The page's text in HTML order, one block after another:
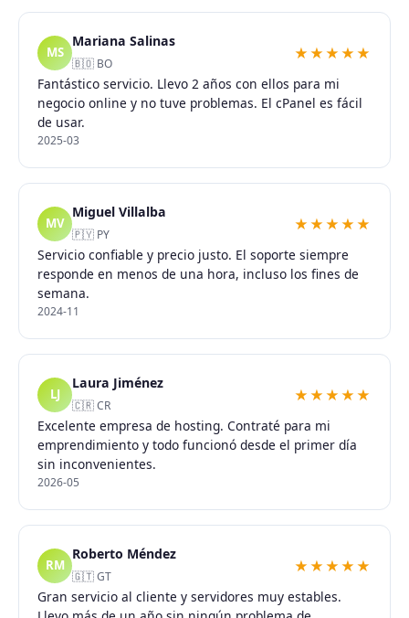
MS
Mariana Salinas
🇧🇴 BO
★★★★★
Fantástico servicio. Llevo 2 años con ellos para mi
negocio online y no tuve problemas. El cPanel es fácil
de usar.
2025-03
MV
Miguel Villalba
🇵🇾 PY
★★★★★
Servicio confiable y precio justo. El soporte siempre
responde en menos de una hora, incluso los fines de
semana.
2024-11
LJ
Laura Jiménez
🇨🇷 CR
★★★★★
Excelente empresa de hosting. Contraté para mi
emprendimiento y todo funcionó desde el primer día
sin inconvenientes.
2026-05
RM
Roberto Méndez
🇬🇹 GT
★★★★★
Gran servicio al cliente y servidores muy estables.